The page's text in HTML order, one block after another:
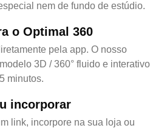
nem de fundo de estúdio.
o Optimal 360
pela app. O nosso
3D / 360° fluido e interativo
minutos.
incorporar
link, incorpore na sua loja ou